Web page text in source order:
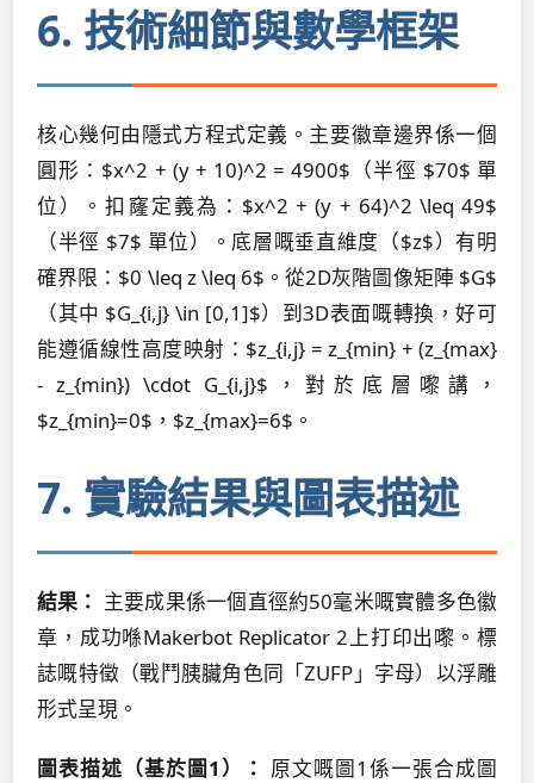
6. 技術細節與數學框架
核心幾何由隱式方程式定義。主要徽章邊界係一個
圓形：$x^2 + (y + 10)^2 = 4900$（半徑 $70$ 單
位）。扣窿定義為：$x^2 + (y + 64)^2 \leq 49$
（半徑 $7$ 單位）。底層嘅垂直維度（$z$）有明
確界限：$0 \leq z \leq 6$。從2D灰階圖像矩陣 $G$
（其中 $G_{i,j} \in [0,1]$）到3D表面嘅轉換，好可
能遵循線性高度映射：$z_{i,j} = z_{min} + (z_{max}
- z_{min}) \cdot G_{i,j}$，對於底層嚟講，
$z_{min}=0$，$z_{max}=6$。
7. 實驗結果與圖表描述
結果： 主要成果係一個直徑約50毫米嘅實體多色徽
章，成功喺Makerbot Replicator 2上打印出嚟。標
誌嘅特徵（戰鬥胰臟角色同「ZUFP」字母）以浮雕
形式呈現。
圖表描述（基於圖1）： 原文嘅圖1係一張合成圖